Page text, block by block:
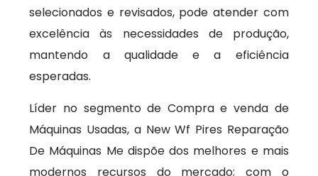
selecionados e revisados, pode atender com
excelência às necessidades de produção,
mantendo a qualidade e a eficiência
esperadas.
Líder no segmento de Compra e venda de
Máquinas Usadas, a New Wf Pires Reparação
De Máquinas Me dispõe dos melhores e mais
modernos recursos do mercado; com o